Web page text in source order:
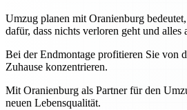
Umzug planen mit Oranienburg
dafür, dass nichts verloren geht und alles
Bei der Endmontage profitieren Sie von
Zuhause konzentrieren.
Mit Oranienburg als Partner für den
neuen Lebensqualität.